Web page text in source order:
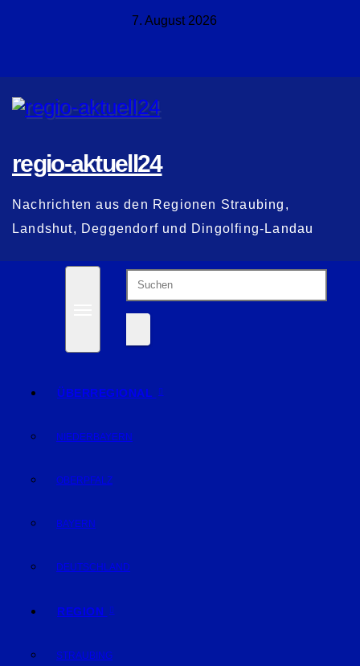
7. August 2026
regio-aktuell24
Nachrichten aus den Regionen Straubing,
Landshut, Deggendorf und Dingolfing-Landau
ÜBERREGIONAL
NIEDERBAYERN
OBERPFALZ
BAYERN
DEUTSCHLAND
REGION
STRAUBING